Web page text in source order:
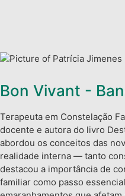
Bon Vivant -
Terapeuta em Constelação
docente e autora do livro
abordou os conceitos das
realidade interna — tanto
destacou a importância de
familiar como passo